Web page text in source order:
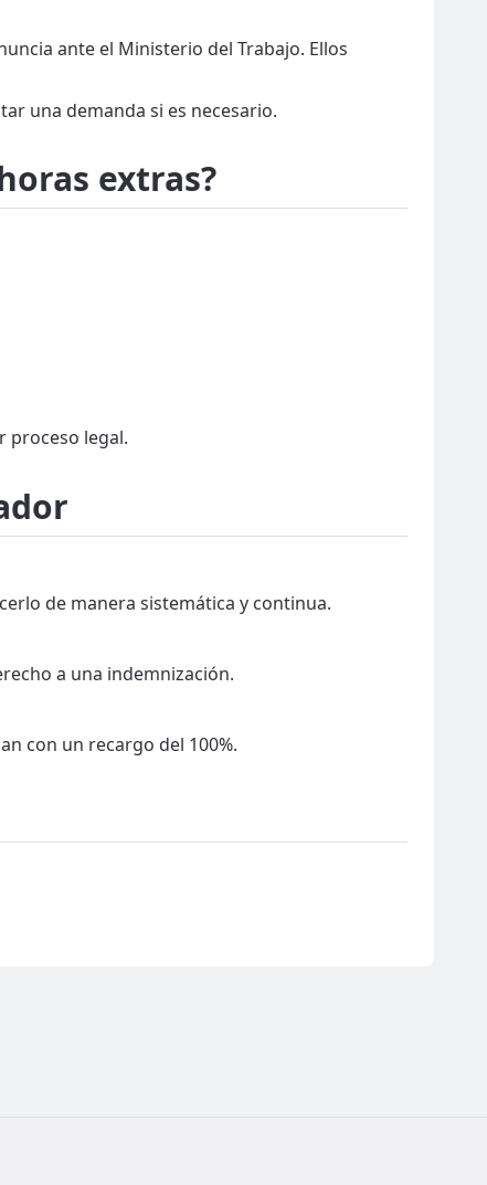
ante el Ministerio del Trabajo. Ellos
una demanda si es necesario.
extras?
proceso legal.
de manera sistemática y continua.
a una indemnización.
con un recargo del 100%.